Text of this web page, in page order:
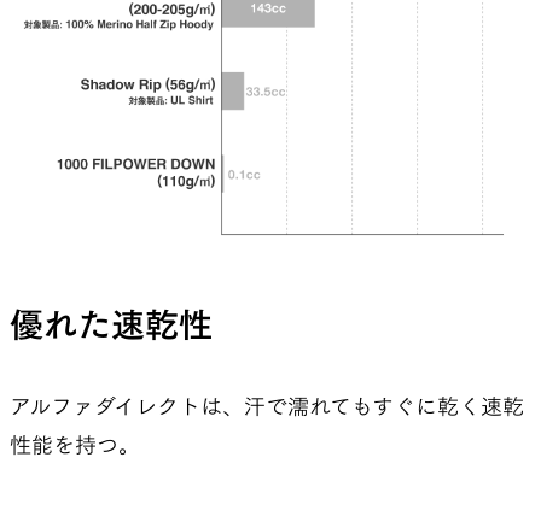
優れた速乾性
アルファダイレクトは、汗で濡れてもすぐに乾く速乾
性能を持つ。